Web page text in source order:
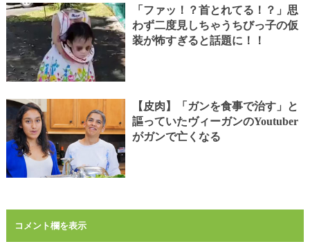
「ファッ！？首とれてる！？」思
わず二度見しちゃうちびっ子の仮
装が怖すぎると話題に！！
【皮肉】「ガンを食事で治す」と
謳っていたヴィーガンのYoutuber
がガンで亡くなる
コメント欄を表示